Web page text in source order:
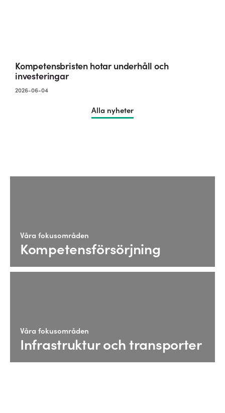
Kompetensbristen hotar underhåll och
investeringar
2026-06-04
Alla nyheter
Våra fokusområden
Kompetensförsörjning
Våra fokusområden
Infrastruktur och transporter